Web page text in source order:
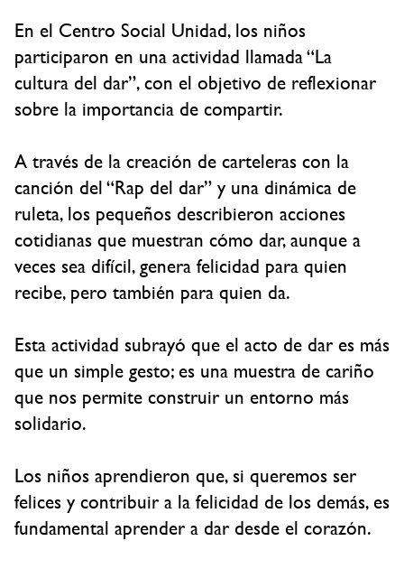
En el Centro Social Unidad, los niños
participaron en una actividad llamada “La
cultura del dar”, con el objetivo de reflexionar
sobre la importancia de compartir.
A través de la creación de carteleras con la
canción del “Rap del dar” y una dinámica de
ruleta, los pequeños describieron acciones
cotidianas que muestran cómo dar, aunque a
veces sea difícil, genera felicidad para quien
recibe, pero también para quien da.
Esta actividad subrayó que el acto de dar es más
que un simple gesto; es una muestra de cariño
que nos permite construir un entorno más
solidario.
Los niños aprendieron que, si queremos ser
felices y contribuir a la felicidad de los demás, es
fundamental aprender a dar desde el corazón.